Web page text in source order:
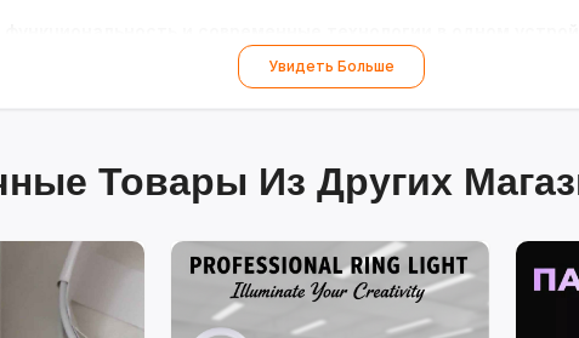
Увидеть Больше
Товары Из Других